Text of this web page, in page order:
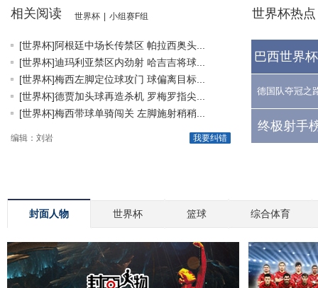
相关阅读 世界杯 小组赛F组
[世界杯]阿根廷中场长传禁区 帕拉西奥头...
[世界杯]迪玛利亚禁区内劲射 哈吉吉将球...
[世界杯]梅西左脚定位球攻门 球偏离目标...
[世界杯]德贾加头球再造杀机 罗梅罗指尖...
[世界杯]梅西带球单骑闯关 左脚施射稍稍...
我要纠错
编辑：刘岩
世界杯热点
巴西世界
德国队夺冠之
终极射手
封面人物 世界杯 篮球 综合体育